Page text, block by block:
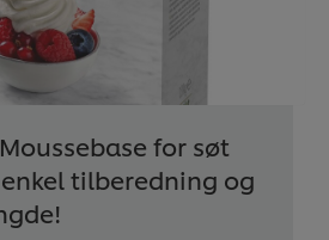
Moussebase for søt
tilberedning og